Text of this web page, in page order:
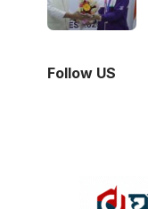
Follow US